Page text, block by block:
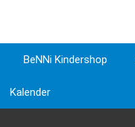
BeNNi Kindershop
Kalender